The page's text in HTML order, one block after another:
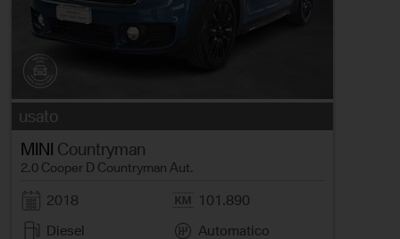
usato
MINI Countryman
2.0 Cooper D Countryman Aut.
2018
101.890
Diesel
Automatico